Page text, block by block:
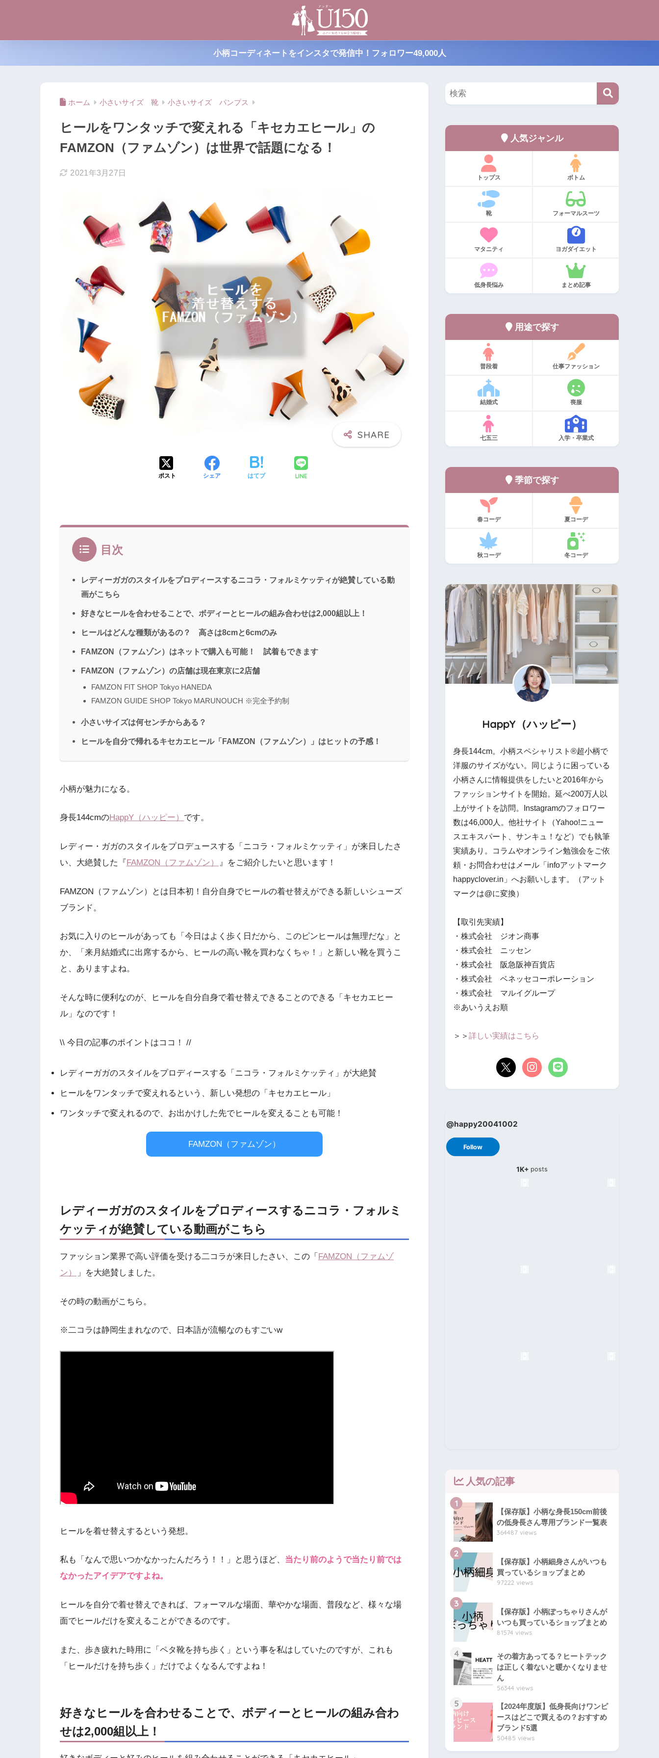
小柄コーディネートをインスタで発信中！フォロワー49,000人
ホーム 小さいサイズ 靴 小さいサイズ パンプス
ヒールをワンタッチで変えれる「キセカエヒール」の
FAMZON（ファムゾン）は世界で話題になる！
2021年3月27日
ポスト シェア はてブ LINE
目次
レディーガガのスタイルをプロディースするニコラ・フォルミケッティが絶賛している動
画がこちら
好きなヒールを合わせることで、ボディーとヒールの組み合わせは2,000組以上！
ヒールはどんな種類があるの？ 高さは8cmと6cmのみ
FAMZON（ファムゾン）はネットで購入も可能！ 試着もできます
FAMZON（ファムゾン）の店舗は現在東京に2店舗
FAMZON FIT SHOP Tokyo HANEDA
FAMZON GUIDE SHOP Tokyo MARUNOUCH ※完全予約制
小さいサイズは何センチからある？
ヒールを自分で帰れるキセカエヒール「FAMZON（ファムゾン）」はヒットの予感！
小柄が魅力になる。
身長144cmのHappY（ハッピー） です。
レディー・ガガのスタイルをプロデュースする「ニコラ・フォルミケッティ」が来日したさ
い、大絶賛した『FAMZON（ファムゾン） 』をご紹介したいと思います！
FAMZON（ファムゾン）とは日本初！自分自身でヒールの着せ替えができる新しいシューズ
ブランド。
お気に入りのヒールがあっても「今日はよく歩く日だから、このピンヒールは無理だな」と
か、「来月結婚式に出席するから、ヒールの高い靴を買わなくちゃ！」と新しい靴を買うこ
と、ありますよね。
そんな時に便利なのが、ヒールを自分自身で着せ替えできることのできる「キセカエヒー
ル」なのです！
\\ 今日の記事のポイントはココ！ //
レディーガガのスタイルをプロディースする「ニコラ・フォルミケッティ」が大絶賛
ヒールをワンタッチで変えれるという、新しい発想の「キセカエヒール」
ワンタッチで変えれるので、お出かけした先でヒールを変えることも可能！
FAMZON（ファムゾン）
レディーガガのスタイルをプロディースするニコラ・フォルミ
ケッティが絶賛している動画がこちら
ファッション業界で高い評価を受ける二コラが来日したさい、この「 FAMZON（ファムゾ
ン）
」を大絶賛しました。
その時の動画がこちら。
※二コラは静岡生まれなので、日本語が流暢なのもすごいw
ヒールを着せ替えするという発想。
私も「なんで思いつかなかったんだろう！！」と思うほど、 当たり前のようで当たり前では
なかったアイデアですよね。
ヒールを自分で着せ替えできれば、フォーマルな場面、華やかな場面、普段など、様々な場
面でヒールだけを変えることができるのです。
また、歩き疲れた時用に「ペタ靴を持ち歩く」という事を私はしていたのですが、これも
「ヒールだけを持ち歩く」だけでよくなるんですよね！
好きなヒールを合わせることで、ボディーとヒールの組み合わ
せは2,000組以上！
人気ジャンル
トップス ボトム
靴 フォーマルスーツ
マタニティ ヨガダイエット
低身長悩み まとめ記事
用途で探す
普段着 仕事ファッション
結婚式 喪服
七五三 入学・卒業式
季節で探す
春コーデ 夏コーデ
秋コーデ 冬コーデ
HappY（ハッピー）
身長144cm。小柄スペシャリスト®︎超小柄で
洋服のサイズがない。同じように困っている
小柄さんに情報提供をしたいと2016年から
ファッションサイトを開始。延べ200万人以
上がサイトを訪問。Instagramのフォロワー
数は46,000人。他社サイト（Yahoo!ニュー
スエキスパート、サンキュ！など）でも執筆
実績あり。コラムやオンライン勉強会をご依
頼・お問合わせはメール「infoアットマーク
happyclover.in」へお願いします。（アット
マークは@に変換）
【取引先実績】
・株式会社 ジオン商事
・株式会社 ニッセン
・株式会社 阪急阪神百貨店
・株式会社 ベネッセコーポレーション
・株式会社 マルイグループ
※あいうえお順
＞＞ 詳しい実績はこちら
人気の記事
1
【保存版】小柄な身長150cm前後
の低身長さん専用ブランド一覧表
364487 views
2
【保存版】小柄細身さんがいつも
買っているショップまとめ
97222 views
3
【保存版】小柄ぽっちゃりさんが
いつも買っているショップまとめ
81574 views
4
その着方あってる？ヒートテック
は正しく着ないと暖かくなりませ
ん
56344 views
5
【2024年度版】低身長向けワンピ
ースはどこで買えるの？おすすめ
ブランド5選
50485 views